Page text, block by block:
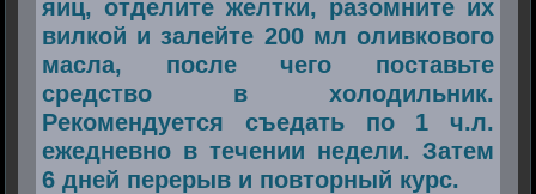
яиц, отделите желтки, разомните их
вилкой и залейте 200 мл оливкового
масла, после чего поставьте
средство в холодильник.
Рекомендуется съедать по 1 ч.л.
ежедневно в течении недели. Затем
6 дней перерыв и повторный курс.